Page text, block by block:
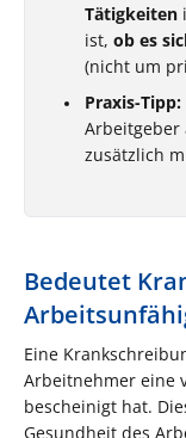
Tätigkeiten
ist, ob es
(nicht um
Praxis-Tipp:
Arbeitgeber
zusätzlich
Bedeutet
Eine
Arbeitnehmer eine
bescheinigt hat.
Gesundheit des